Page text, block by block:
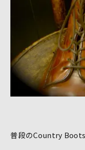
普段のCountry Boots